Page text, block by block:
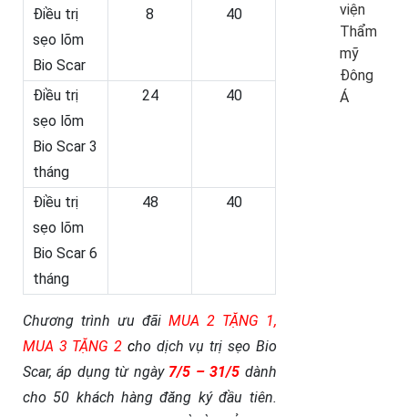
Điều trị
sẹo lõm
Bio Scar
8 40
Điều trị
sẹo lõm
Bio Scar 3
tháng
24 40
Điều trị
sẹo lõm
Bio Scar 6
tháng
48 40
Chương trình ưu đãi MUA 2 TẶNG 1,
MUA 3 TẶNG 2 cho dịch vụ trị sẹo Bio
Scar, áp dụng từ ngày 7/5 – 31/5 dành
cho 50 khách hàng đăng ký đầu tiên.
viện
Thẩm
mỹ
Đông
Á